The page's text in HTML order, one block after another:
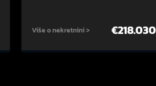
Više o nekretnini > €218.030